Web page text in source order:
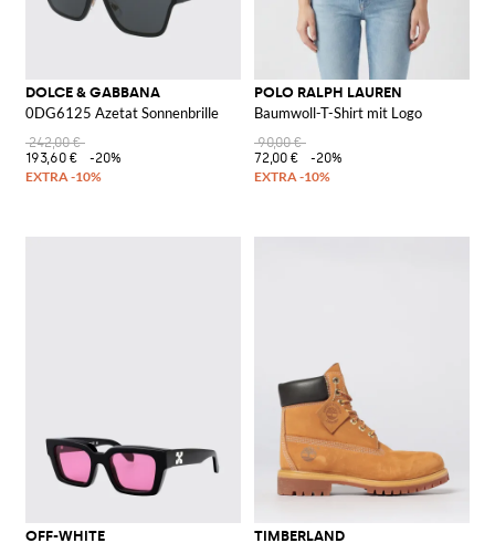
DOLCE & GABBANA
0DG6125 Azetat Sonnenbrille
242,00 €
193,60 €
-20%
POLO RALPH LAUREN
Baumwoll-T-Shirt mit Logo
90,00 €
72,00 €
-20%
OFF-WHITE TIMBERLAND